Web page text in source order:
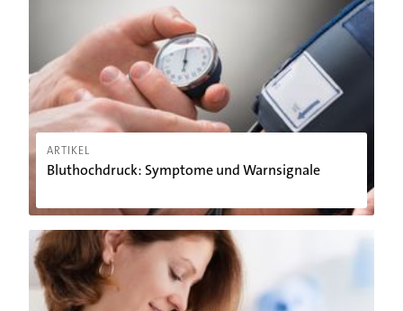
ARTIKEL
Bluthochdruck: Symptome und Warnsignale
Rauchen und Stillen: Warum Sie das lieber lassen sollten